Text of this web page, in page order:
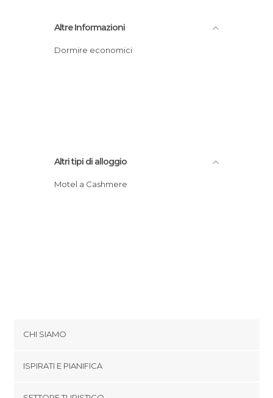
Altre Informazioni
Dormire economici
Altri tipi di alloggio
Motel a Cashmere
CHI SIAMO
ISPIRATI E PIANIFICA